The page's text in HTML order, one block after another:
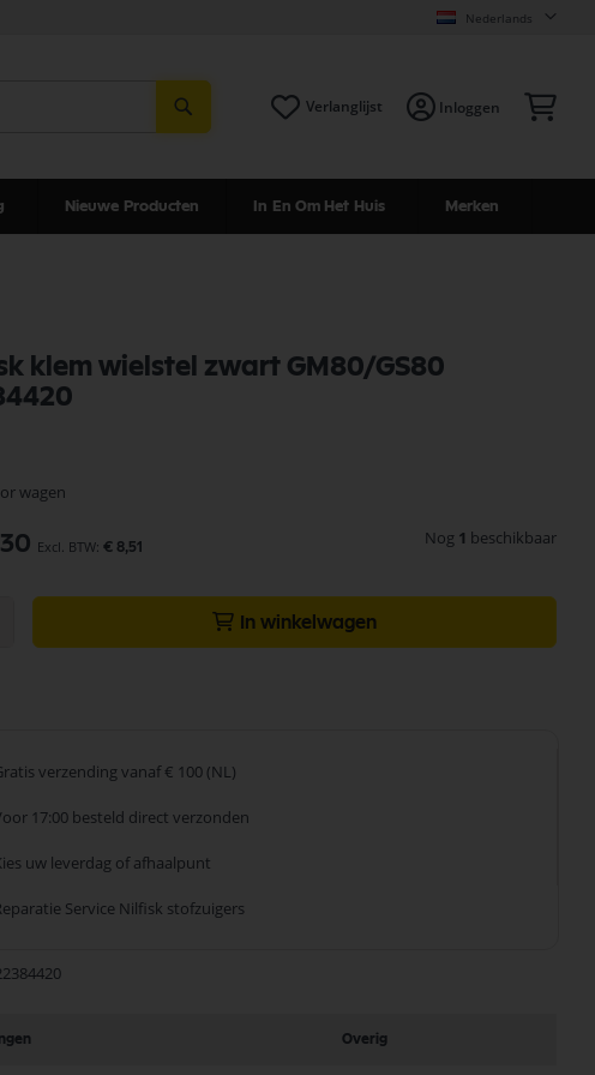
Nederlands
Verlanglijst Inloggen
Nieuwe Producten In En Om Het Huis Merken
klem wielstel zwart GM80/GS80
wagen
€ 8,51 Nog 1 beschikbaar
In winkelwagen
verzending vanaf € 100 (NL)
17:00 besteld direct verzonden
uw leverdag of afhaalpunt
Service Nilfisk stofzuigers
Overig